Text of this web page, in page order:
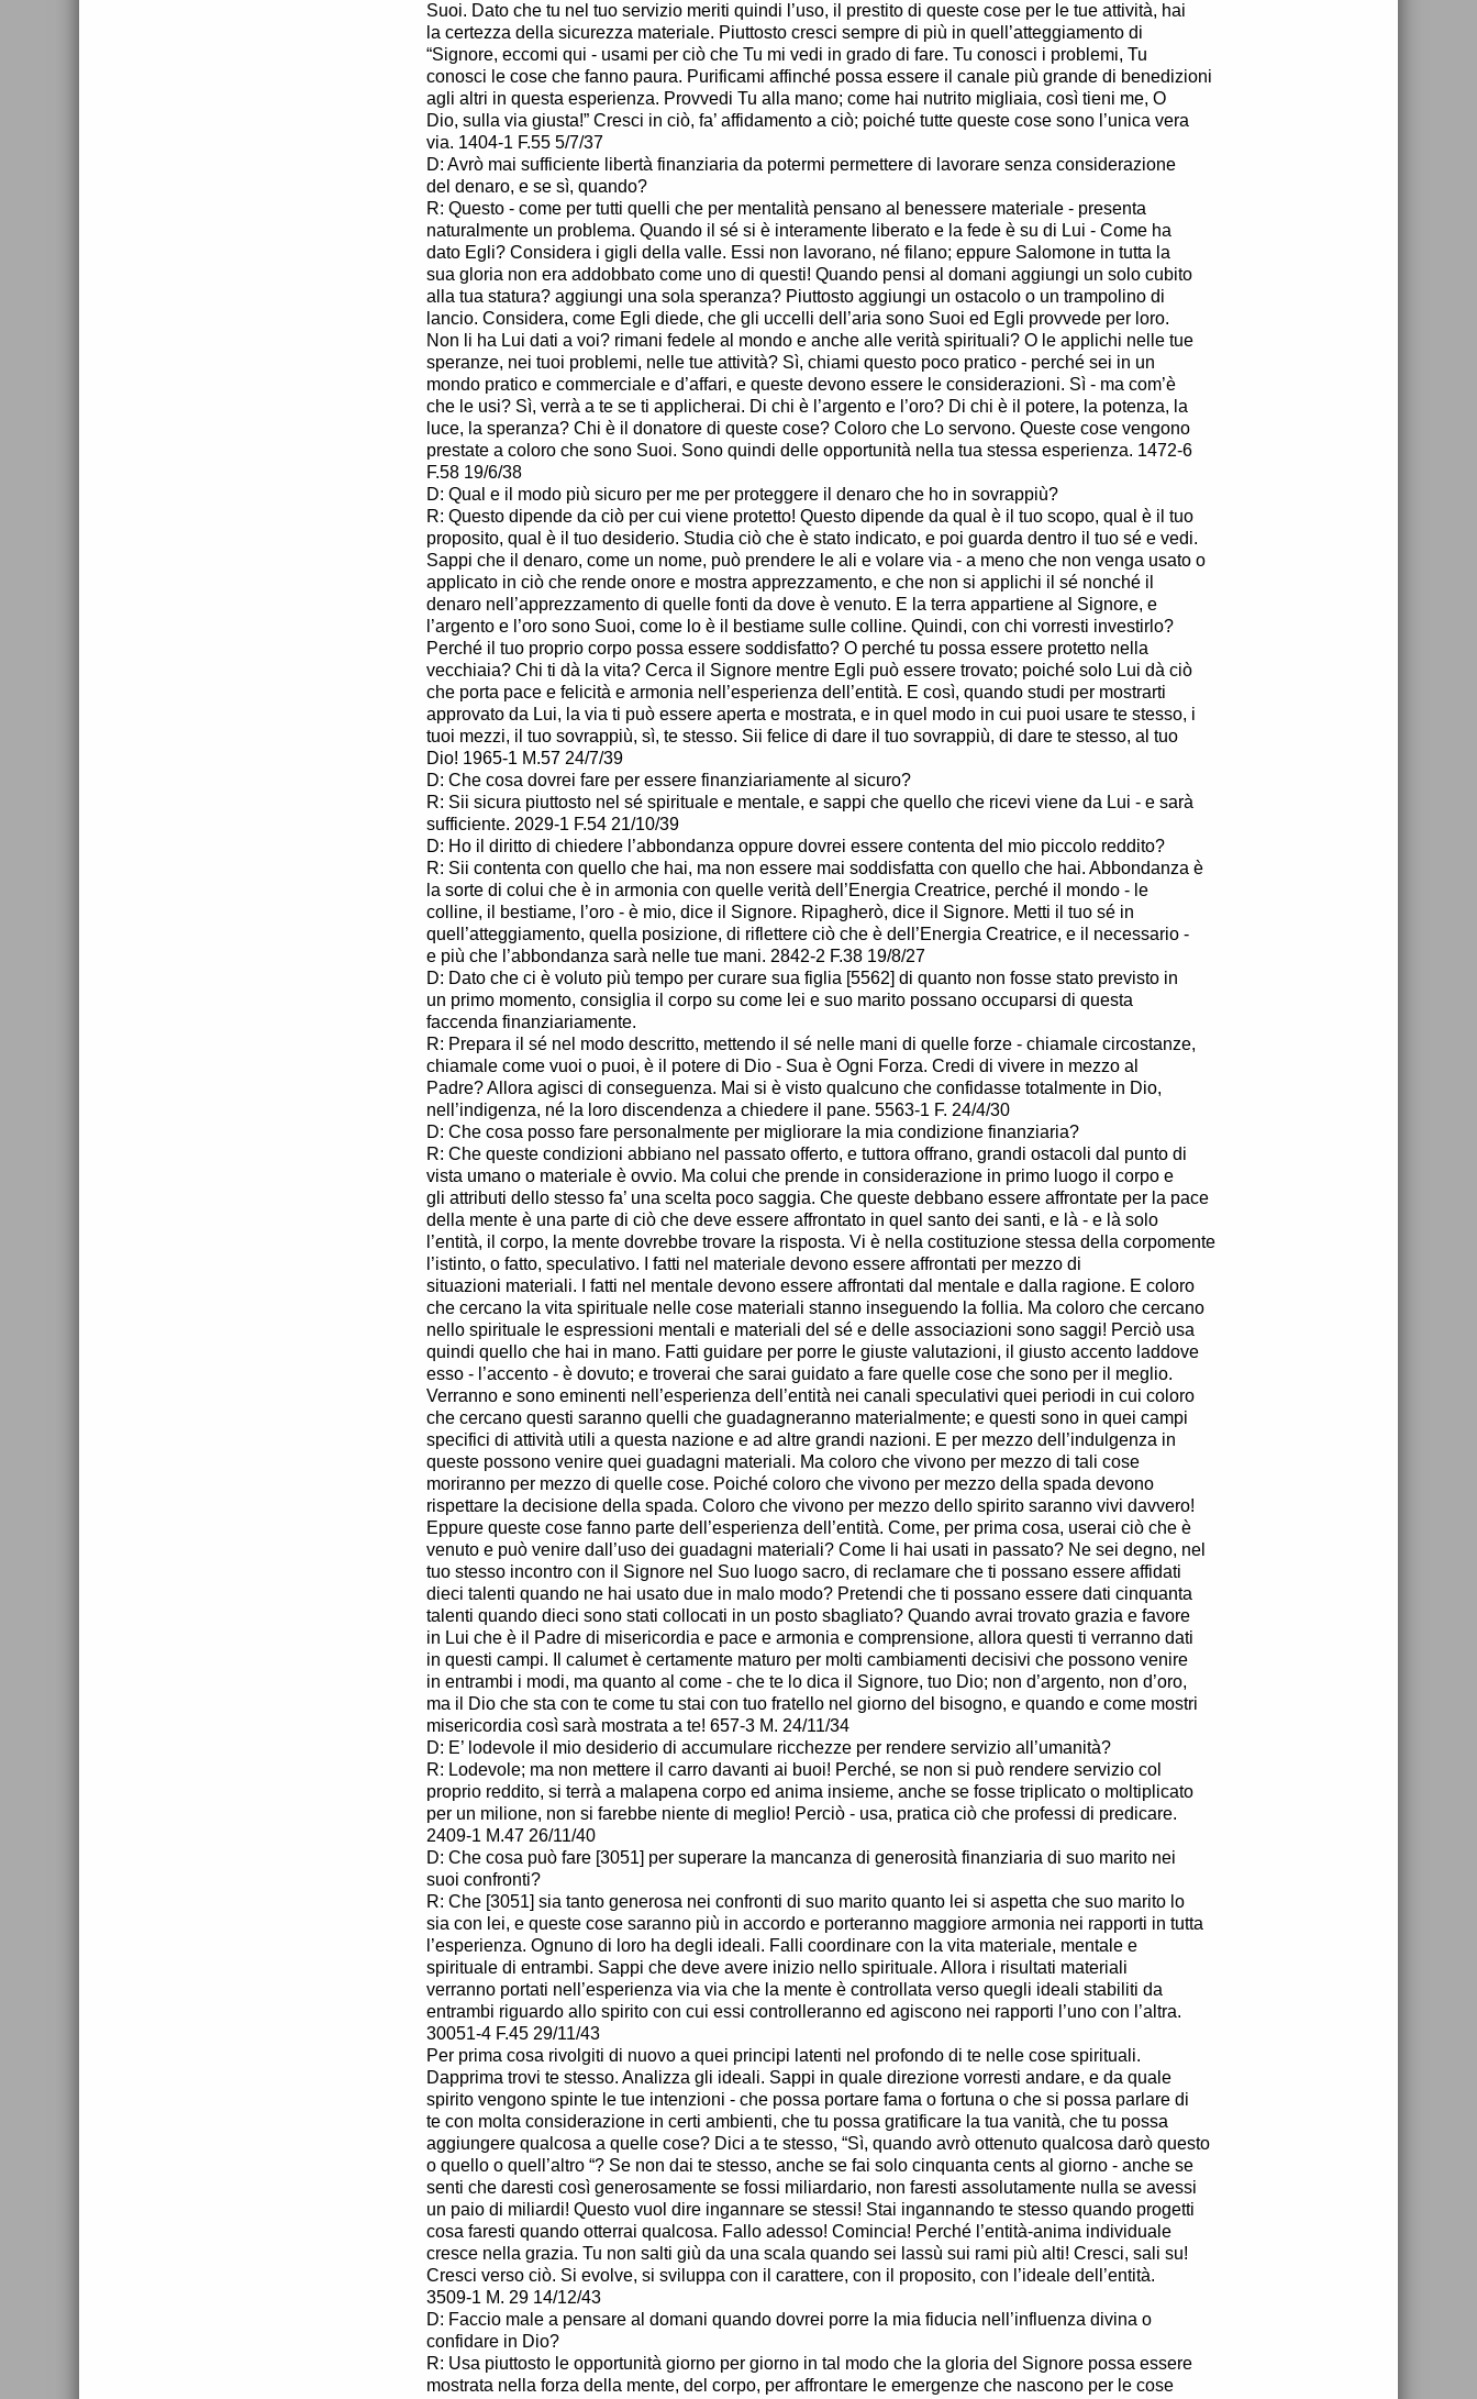
Suoi. Dato che tu nel tuo servizio meriti quindi l’uso, il prestito di queste cose per le tue attività, hai
la certezza della sicurezza materiale. Piuttosto cresci sempre di più in quell’atteggiamento di
“Signore, eccomi qui - usami per ciò che Tu mi vedi in grado di fare. Tu conosci i problemi, Tu
conosci le cose che fanno paura. Purificami affinché possa essere il canale più grande di benedizioni
agli altri in questa esperienza. Provvedi Tu alla mano; come hai nutrito migliaia, così tieni me, O
Dio, sulla via giusta!” Cresci in ciò, fa’ affidamento a ciò; poiché tutte queste cose sono l’unica vera
via. 1404-1 F.55 5/7/37
D: Avrò mai sufficiente libertà finanziaria da potermi permettere di lavorare senza considerazione
del denaro, e se sì, quando?
R: Questo - come per tutti quelli che per mentalità pensano al benessere materiale - presenta
naturalmente un problema. Quando il sé si è interamente liberato e la fede è su di Lui - Come ha
dato Egli? Considera i gigli della valle. Essi non lavorano, né filano; eppure Salomone in tutta la
sua gloria non era addobbato come uno di questi! Quando pensi al domani aggiungi un solo cubito
alla tua statura? aggiungi una sola speranza? Piuttosto aggiungi un ostacolo o un trampolino di
lancio. Considera, come Egli diede, che gli uccelli dell’aria sono Suoi ed Egli provvede per loro.
Non li ha Lui dati a voi? rimani fedele al mondo e anche alle verità spirituali? O le applichi nelle tue
speranze, nei tuoi problemi, nelle tue attività? Sì, chiami questo poco pratico - perché sei in un
mondo pratico e commerciale e d’affari, e queste devono essere le considerazioni. Sì - ma com’è
che le usi? Sì, verrà a te se ti applicherai. Di chi è l’argento e l’oro? Di chi è il potere, la potenza, la
luce, la speranza? Chi è il donatore di queste cose? Coloro che Lo servono. Queste cose vengono
prestate a coloro che sono Suoi. Sono quindi delle opportunità nella tua stessa esperienza. 1472-6
F.58 19/6/38
D: Qual e il modo più sicuro per me per proteggere il denaro che ho in sovrappiù?
R: Questo dipende da ciò per cui viene protetto! Questo dipende da qual è il tuo scopo, qual è il tuo
proposito, qual è il tuo desiderio. Studia ciò che è stato indicato, e poi guarda dentro il tuo sé e vedi.
Sappi che il denaro, come un nome, può prendere le ali e volare via - a meno che non venga usato o
applicato in ciò che rende onore e mostra apprezzamento, e che non si applichi il sé nonché il
denaro nell’apprezzamento di quelle fonti da dove è venuto. E la terra appartiene al Signore, e
l’argento e l’oro sono Suoi, come lo è il bestiame sulle colline. Quindi, con chi vorresti investirlo?
Perché il tuo proprio corpo possa essere soddisfatto? O perché tu possa essere protetto nella
vecchiaia? Chi ti dà la vita? Cerca il Signore mentre Egli può essere trovato; poiché solo Lui dà ciò
che porta pace e felicità e armonia nell’esperienza dell’entità. E così, quando studi per mostrarti
approvato da Lui, la via ti può essere aperta e mostrata, e in quel modo in cui puoi usare te stesso, i
tuoi mezzi, il tuo sovrappiù, sì, te stesso. Sii felice di dare il tuo sovrappiù, di dare te stesso, al tuo
Dio! 1965-1 M.57 24/7/39
D: Che cosa dovrei fare per essere finanziariamente al sicuro?
R: Sii sicura piuttosto nel sé spirituale e mentale, e sappi che quello che ricevi viene da Lui - e sarà
sufficiente. 2029-1 F.54 21/10/39
D: Ho il diritto di chiedere l’abbondanza oppure dovrei essere contenta del mio piccolo reddito?
R: Sii contenta con quello che hai, ma non essere mai soddisfatta con quello che hai. Abbondanza è
la sorte di colui che è in armonia con quelle verità dell’Energia Creatrice, perché il mondo - le
colline, il bestiame, l’oro - è mio, dice il Signore. Ripagherò, dice il Signore. Metti il tuo sé in
quell’atteggiamento, quella posizione, di riflettere ciò che è dell’Energia Creatrice, e il necessario -
e più che l’abbondanza sarà nelle tue mani. 2842-2 F.38 19/8/27
D: Dato che ci è voluto più tempo per curare sua figlia [5562] di quanto non fosse stato previsto in
un primo momento, consiglia il corpo su come lei e suo marito possano occuparsi di questa
faccenda finanziariamente.
R: Prepara il sé nel modo descritto, mettendo il sé nelle mani di quelle forze - chiamale circostanze,
chiamale come vuoi o puoi, è il potere di Dio - Sua è Ogni Forza. Credi di vivere in mezzo al
Padre? Allora agisci di conseguenza. Mai si è visto qualcuno che confidasse totalmente in Dio,
nell’indigenza, né la loro discendenza a chiedere il pane. 5563-1 F. 24/4/30
D: Che cosa posso fare personalmente per migliorare la mia condizione finanziaria?
R: Che queste condizioni abbiano nel passato offerto, e tuttora offrano, grandi ostacoli dal punto di
vista umano o materiale è ovvio. Ma colui che prende in considerazione in primo luogo il corpo e
gli attributi dello stesso fa’ una scelta poco saggia. Che queste debbano essere affrontate per la pace
della mente è una parte di ciò che deve essere affrontato in quel santo dei santi, e là - e là solo
l’entità, il corpo, la mente dovrebbe trovare la risposta. Vi è nella costituzione stessa della corpomente
l’istinto, o fatto, speculativo. I fatti nel materiale devono essere affrontati per mezzo di
situazioni materiali. I fatti nel mentale devono essere affrontati dal mentale e dalla ragione. E coloro
che cercano la vita spirituale nelle cose materiali stanno inseguendo la follia. Ma coloro che cercano
nello spirituale le espressioni mentali e materiali del sé e delle associazioni sono saggi! Perciò usa
quindi quello che hai in mano. Fatti guidare per porre le giuste valutazioni, il giusto accento laddove
esso - l’accento - è dovuto; e troverai che sarai guidato a fare quelle cose che sono per il meglio.
Verranno e sono eminenti nell’esperienza dell’entità nei canali speculativi quei periodi in cui coloro
che cercano questi saranno quelli che guadagneranno materialmente; e questi sono in quei campi
specifici di attività utili a questa nazione e ad altre grandi nazioni. E per mezzo dell’indulgenza in
queste possono venire quei guadagni materiali. Ma coloro che vivono per mezzo di tali cose
moriranno per mezzo di quelle cose. Poiché coloro che vivono per mezzo della spada devono
rispettare la decisione della spada. Coloro che vivono per mezzo dello spirito saranno vivi davvero!
Eppure queste cose fanno parte dell’esperienza dell’entità. Come, per prima cosa, userai ciò che è
venuto e può venire dall’uso dei guadagni materiali? Come li hai usati in passato? Ne sei degno, nel
tuo stesso incontro con il Signore nel Suo luogo sacro, di reclamare che ti possano essere affidati
dieci talenti quando ne hai usato due in malo modo? Pretendi che ti possano essere dati cinquanta
talenti quando dieci sono stati collocati in un posto sbagliato? Quando avrai trovato grazia e favore
in Lui che è il Padre di misericordia e pace e armonia e comprensione, allora questi ti verranno dati
in questi campi. Il calumet è certamente maturo per molti cambiamenti decisivi che possono venire
in entrambi i modi, ma quanto al come - che te lo dica il Signore, tuo Dio; non d’argento, non d’oro,
ma il Dio che sta con te come tu stai con tuo fratello nel giorno del bisogno, e quando e come mostri
misericordia così sarà mostrata a te! 657-3 M. 24/11/34
D: E’ lodevole il mio desiderio di accumulare ricchezze per rendere servizio all’umanità?
R: Lodevole; ma non mettere il carro davanti ai buoi! Perché, se non si può rendere servizio col
proprio reddito, si terrà a malapena corpo ed anima insieme, anche se fosse triplicato o moltiplicato
per un milione, non si farebbe niente di meglio! Perciò - usa, pratica ciò che professi di predicare.
2409-1 M.47 26/11/40
D: Che cosa può fare [3051] per superare la mancanza di generosità finanziaria di suo marito nei
suoi confronti?
R: Che [3051] sia tanto generosa nei confronti di suo marito quanto lei si aspetta che suo marito lo
sia con lei, e queste cose saranno più in accordo e porteranno maggiore armonia nei rapporti in tutta
l’esperienza. Ognuno di loro ha degli ideali. Falli coordinare con la vita materiale, mentale e
spirituale di entrambi. Sappi che deve avere inizio nello spirituale. Allora i risultati materiali
verranno portati nell’esperienza via via che la mente è controllata verso quegli ideali stabiliti da
entrambi riguardo allo spirito con cui essi controlleranno ed agiscono nei rapporti l’uno con l’altra.
30051-4 F.45 29/11/43
Per prima cosa rivolgiti di nuovo a quei principi latenti nel profondo di te nelle cose spirituali.
Dapprima trovi te stesso. Analizza gli ideali. Sappi in quale direzione vorresti andare, e da quale
spirito vengono spinte le tue intenzioni - che possa portare fama o fortuna o che si possa parlare di
te con molta considerazione in certi ambienti, che tu possa gratificare la tua vanità, che tu possa
aggiungere qualcosa a quelle cose? Dici a te stesso, “Sì, quando avrò ottenuto qualcosa darò questo
o quello o quell’altro “? Se non dai te stesso, anche se fai solo cinquanta cents al giorno - anche se
senti che daresti così generosamente se fossi miliardario, non faresti assolutamente nulla se avessi
un paio di miliardi! Questo vuol dire ingannare se stessi! Stai ingannando te stesso quando progetti
cosa faresti quando otterrai qualcosa. Fallo adesso! Comincia! Perché l’entità-anima individuale
cresce nella grazia. Tu non salti giù da una scala quando sei lassù sui rami più alti! Cresci, sali su!
Cresci verso ciò. Si evolve, si sviluppa con il carattere, con il proposito, con l’ideale dell’entità.
3509-1 M. 29 14/12/43
D: Faccio male a pensare al domani quando dovrei porre la mia fiducia nell’influenza divina o
confidare in Dio?
R: Usa piuttosto le opportunità giorno per giorno in tal modo che la gloria del Signore possa essere
mostrata nella forza della mente, del corpo, per affrontare le emergenze che nascono per le cose